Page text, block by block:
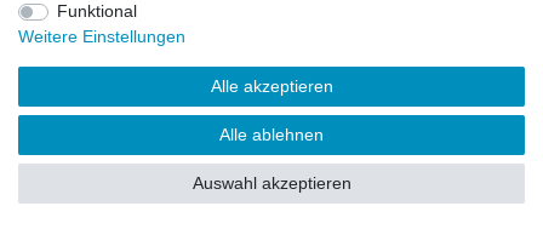
Funktional
Weitere Einstellungen
Alle akzeptieren
Alle ablehnen
Auswahl akzeptieren